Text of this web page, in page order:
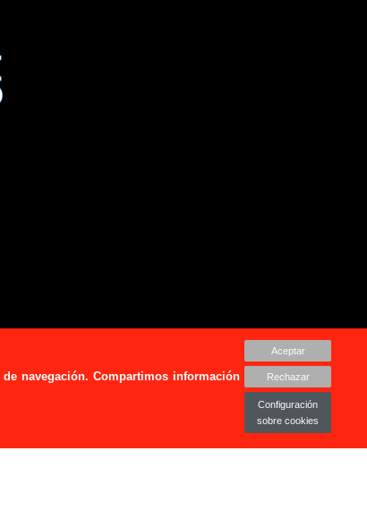
navegación. Compartimos información
Aceptar
Rechazar
Configuración
sobre cookies